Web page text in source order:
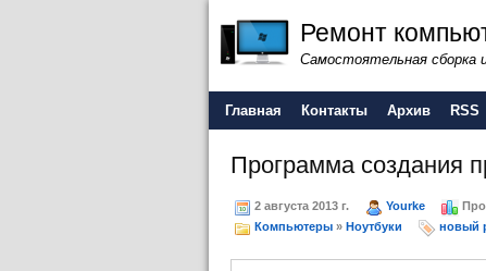
Ремонт
Самостоятельная сборка
Главная Контакты Архив RSS
Программа создания
2 августа 2013 г. Yourke
Компьютеры » Ноутбуки новый